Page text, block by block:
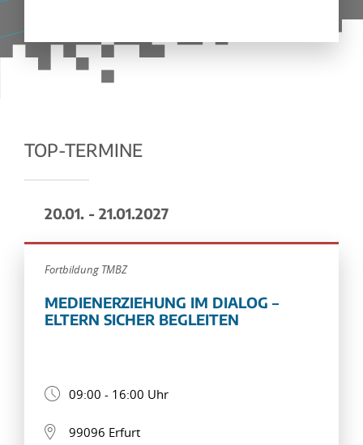
TOP-TERMINE
20.01. - 21.01.2027
Fortbildung TMBZ
MEDIENERZIEHUNG IM DIALOG –
ELTERN SICHER BEGLEITEN
09:00 - 16:00 Uhr
99096 Erfurt